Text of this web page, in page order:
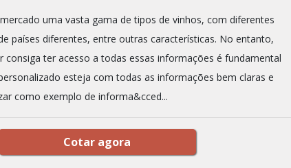
uma vasta gama de tipos de vinhos, com diferentes
países diferentes, entre outras características. No entanto,
consiga ter acesso a todas essas informações é fundamental
esteja com todas as informações bem claras e
como exemplo de informa&cced...
Cotar agora